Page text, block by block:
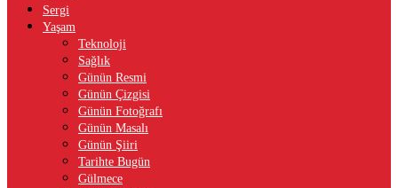
Sergi
Yaşam
Teknoloji
Sağlık
Günün Resmi
Günün Çizgisi
Günün Fotoğrafı
Günün Masalı
Günün Şiiri
Tarihte Bugün
Gülmece